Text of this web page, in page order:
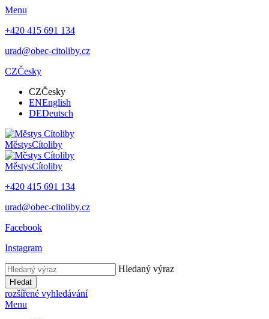
Menu
+420 415 691 134
urad@obec-citoliby.cz
CZČesky
CZČesky
ENEnglish
DEDeutsch
MěstysCítoliby
MěstysCítoliby
+420 415 691 134
urad@obec-citoliby.cz
Facebook
Instagram
Hledaný výraz
Hledat
rozšířené vyhledávání
Menu